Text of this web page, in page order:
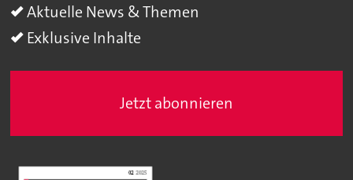
Aktuelle News & Themen
Exklusive Inhalte
Jetzt abonnieren